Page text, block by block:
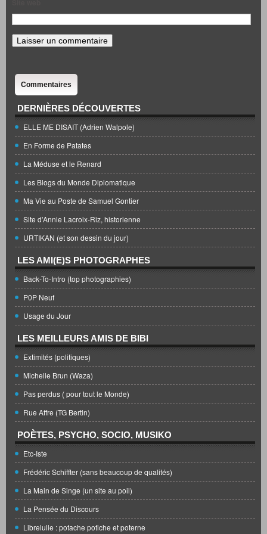
Commentaires
DERNIÈRES DÉCOUVERTES
ELLE ME DISAIT (Adrien Walpole)
En Forme de Patates
La Méduse et le Renard
Les Blogs du Monde Diplomatique
Ma Vie au Poste de Samuel Gontier
Site d'Annie Lacroix-Riz, historienne
URTIKAN (et son dessin du jour)
LES AMI(E)S PHOTOGRAPHES
Back-To-Intro (top photographies)
P0P Neuf
Usage du Jour
LES MEILLEURS AMIS DE BIBI
Extimités (politiques)
Michelle Brun (Waza)
Pas perdus ( pour tout le Monde)
Rue Affre (TG Bertin)
POÈTES, PSYCHO, SOCIO, MUSIKO
Etc-Iste
Frédéric Schiffter (sans beaucoup de qualités)
La Main de Singe (un site au poil)
La Pensée du Discours
Librelulle : potache potiche et poterne